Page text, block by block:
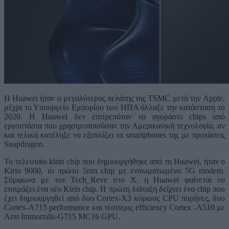
Η Huawei ήταν ο μεγαλύτερος πελάτης της TSMC μετά την Apple,
μέχρι το Υπουργείο Εμπορίου των ΗΠΑ άλλαξε την κατάσταση το
2020. Η Huawei δεν επιτρεπόταν να αγοράσει chips από
εργοστάσια που χρησιμοποιούσαν την Αμερικανική τεχνολογία, αν
και τελικά κατέληξε να εξοπλίζει τα smartphones της με προτάσεις
Snapdragon.
Το τελευταίο kirin chip που δημιουργήθηκε από τη Huawei, ήταν ο
Kirin 9000, το πρώτο 5nm chip με ενσωματωμένο 5G modem.
Σύμφωνα με τον Tech_Reve στο X, η Huawei φαίνεται να
ετοιμάζει ένα νέο Kirin chip. Η πρώτη διάταξη δείχνει ένα chip που
έχει δημιουργηθεί από δυο Cortex-X3 κύριους CPU πυρήνες, δυο
Cortex-A715 performance και τέσσερις efficiency Cortex -A510 με
Arm Immortalis-G715 MC16 GPU.